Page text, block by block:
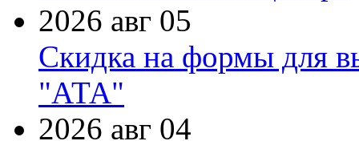
2026 авг 05
Скидка на формы для
"АТА"
2026 авг 04